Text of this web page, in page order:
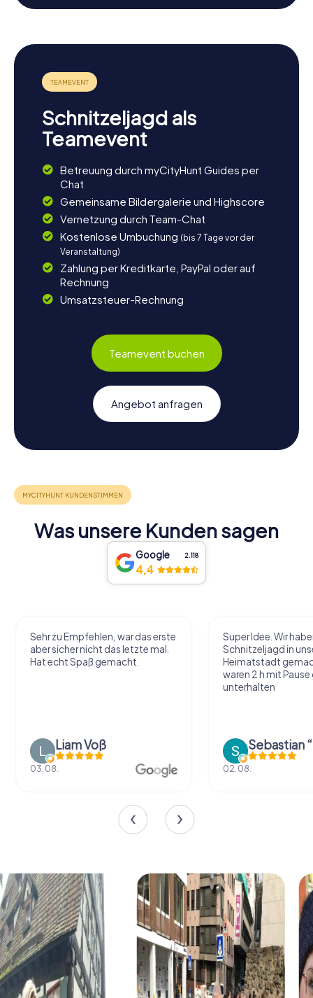
Nach einer aufregenden Schnitzeljagd in Pitești gibt es
noch viel mehr zu entdecken. Der Parcul Lunca Argeșului
bietet euch die perfekte Gelegenheit, die Natur zu
genießen und den Tag entspannt ausklingen zu lassen.
interessiert, lohnt sich ein Besuch des CET Pitești Sud,
einem markanten Wahrzeichen der Stadt. Die Kombination
aus historischen Erlebnissen und moderner Kultur macht
der Vielfalt der Stadt begeistern und genießt die
unvergesslichen Erlebnisse, die euch bei den myCityHunt
Schnitzeljagden in Pitești erwarten.
Schnitzeljagd als
Teamevent
Betreuung durch myCityHunt Guides per
Chat
Gemeinsame Bildergalerie und Highscore
Vernetzung durch Team-Chat
Kostenlose Umbuchung (bis 7 Tage vor der
Veranstaltung)
Zahlung per Kreditkarte, PayPal oder auf
Rechnung
Umsatzsteuer-Rechnung
Teamevent buchen
Angebot anfragen
Was unsere Kunden sagen
Google 2.118
4,4
Sehr zu Empfehlen, war das erste
aber sicher nicht das letzte mal.
Hat echt Spaß gemacht.
Liam Voß
03.08.
Super Idee. Wir
Schnitzeljagd in
Heimatstadt
waren 2 h mit
unterhalten
02.08.